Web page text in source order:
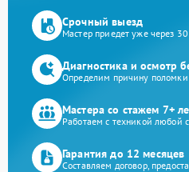
Срочный выезд
Мастер приедет уже через
Диагностика и осмотр
Определим причину поломки
Мастера со стажем 7+
Работаем с техникой любой
Гарантия до 12 месяцев
Составляем договор,